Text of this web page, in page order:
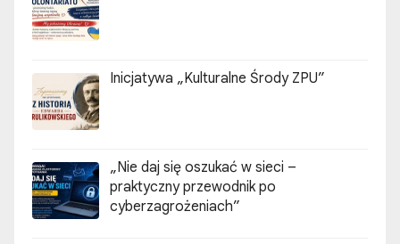
Inicjatywa „Kulturalne Środy ZPU”
„Nie daj się oszukać w sieci –
praktyczny przewodnik po
cyberzagrożeniach”